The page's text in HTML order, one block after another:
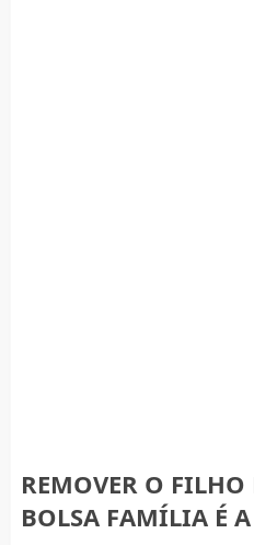
REMOVER O
BOLSA FAMÍLIA É